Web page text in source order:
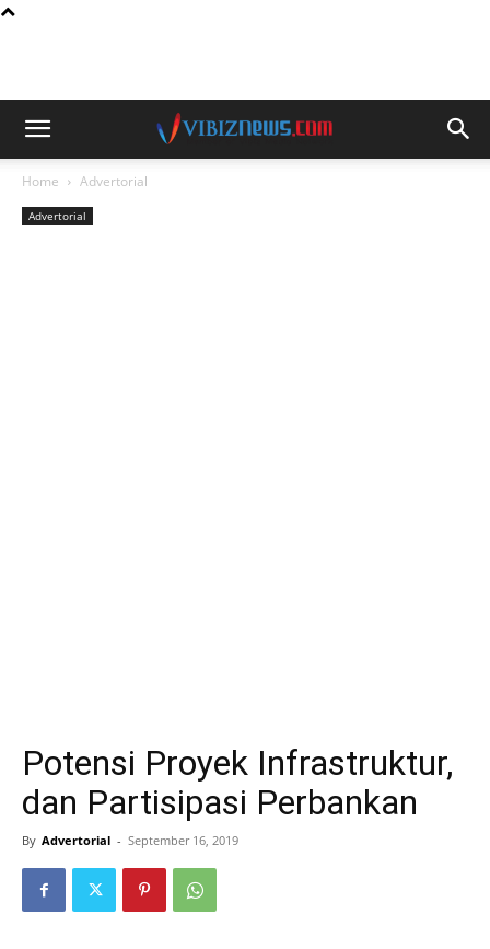
Home Advertorial
Advertorial
Potensi Proyek Infrastruktur,
dan Partisipasi Perbankan
By Advertorial - September 16, 2019